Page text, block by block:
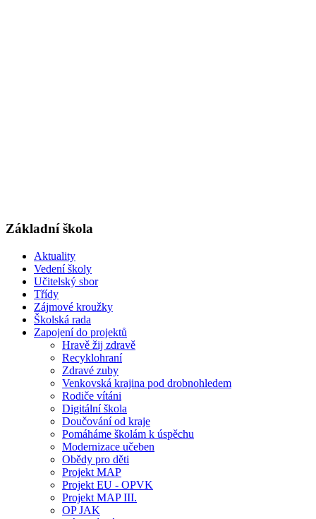
Základní škola
Aktuality
Vedení školy
Učitelský sbor
Třídy
Zájmové kroužky
Školská rada
Zapojení do projektů
Hravě žij zdravě
Recyklohraní
Zdravé zuby
Venkovská krajina pod drobnohledem
Rodiče vítáni
Digitální škola
Doučování od kraje
Pomáháme školám k úspěchu
Modernizace učeben
Obědy pro děti
Projekt MAP
Projekt EU - OPVK
Projekt MAP III.
OP JAK